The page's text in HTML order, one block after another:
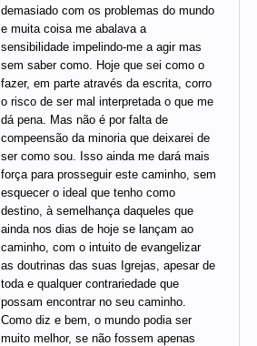
demasiado com os problemas do mundo
e muita coisa me abalava a
sensibilidade impelindo-me a agir mas
sem saber como. Hoje que sei como o
fazer, em parte através da escrita, corro
o risco de ser mal interpretada o que me
dá pena. Mas não é por falta de
compeensão da minoria que deixarei de
ser como sou. Isso ainda me dará mais
força para prosseguir este caminho, sem
esquecer o ideal que tenho como
destino, à semelhança daqueles que
ainda nos dias de hoje se lançam ao
caminho, com o intuito de evangelizar
as doutrinas das suas Igrejas, apesar de
toda e qualquer contrariedade que
possam encontrar no seu caminho.
Como diz e bem, o mundo podia ser
muito melhor, se não fossem apenas